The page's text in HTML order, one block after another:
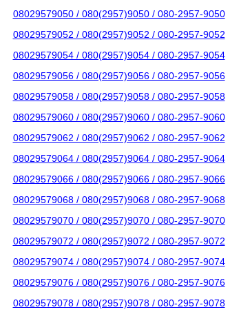
08029579050 / 080(2957)9050 / 080-2957-9050
08029579052 / 080(2957)9052 / 080-2957-9052
08029579054 / 080(2957)9054 / 080-2957-9054
08029579056 / 080(2957)9056 / 080-2957-9056
08029579058 / 080(2957)9058 / 080-2957-9058
08029579060 / 080(2957)9060 / 080-2957-9060
08029579062 / 080(2957)9062 / 080-2957-9062
08029579064 / 080(2957)9064 / 080-2957-9064
08029579066 / 080(2957)9066 / 080-2957-9066
08029579068 / 080(2957)9068 / 080-2957-9068
08029579070 / 080(2957)9070 / 080-2957-9070
08029579072 / 080(2957)9072 / 080-2957-9072
08029579074 / 080(2957)9074 / 080-2957-9074
08029579076 / 080(2957)9076 / 080-2957-9076
08029579078 / 080(2957)9078 / 080-2957-9078